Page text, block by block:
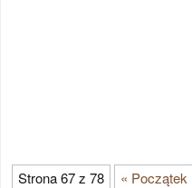
Strona 67 z 78 « Początek